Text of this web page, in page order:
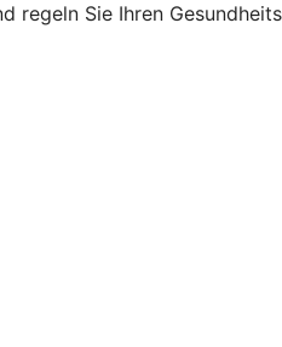
regeln Sie Ihren